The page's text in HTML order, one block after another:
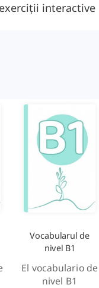
interactive
Vocabularul de
nivel B1
El vocabulario de
nivel B1